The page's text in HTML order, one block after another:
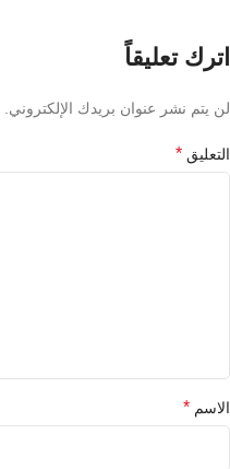
اترك تعليقاً
لن يتم نشر عنوان بريدك الإلكتروني.
التعليق *
الاسم *